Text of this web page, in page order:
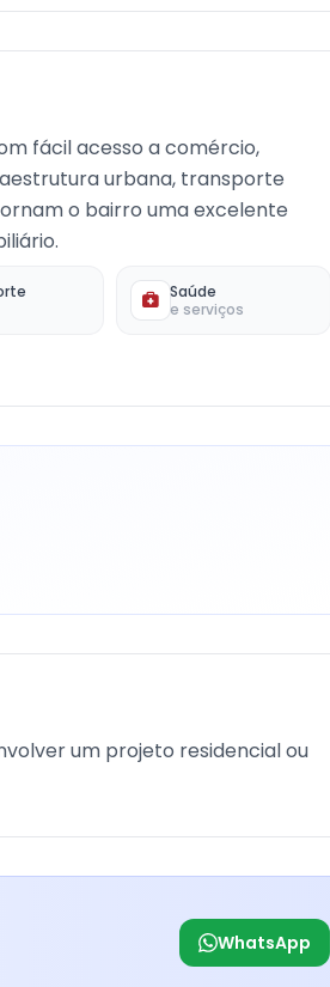
fácil acesso a comércio,
urbana, transporte
o bairro uma excelente
Saúde
e serviços
um projeto residencial ou
WhatsApp